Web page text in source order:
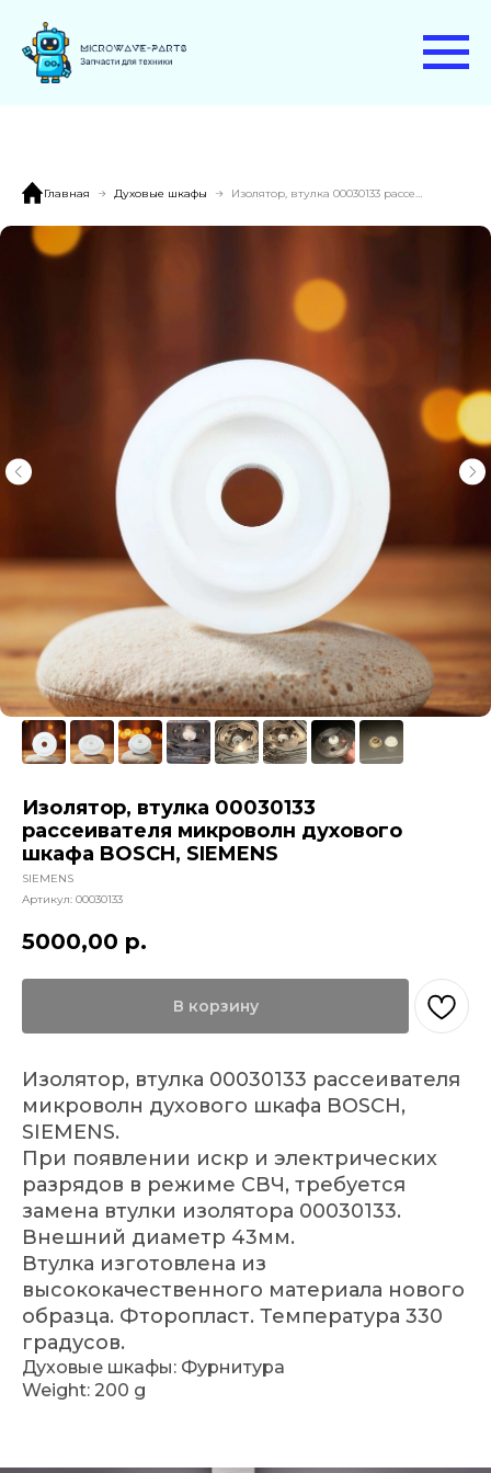
Главная Духовые шкафы
Изолятор, втулка 00030133
рассеивателя микроволн духового
шкафа BOSCH, SIEMENS
SIEMENS
Артикул: 00030133
5000,00 р.
В корзину
Изолятор, втулка 00030133 рассеивателя
микроволн духового шкафа BOSCH,
SIEMENS.
При появлении искр и электрических
разрядов в режиме СВЧ, требуется
замена втулки изолятора 00030133.
Внешний диаметр 43мм.
Втулка изготовлена из
высококачественного материала нового
образца. Фторопласт. Температура 330
градусов.
Духовые шкафы: Фурнитура
Weight: 200 g